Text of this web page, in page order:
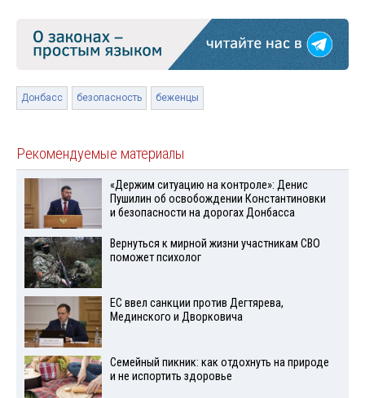
Донбасс безопасность беженцы
Рекомендуемые материалы
«Держим ситуацию на контроле»: Денис
Пушилин об освобождении Константиновки
и безопасности на дорогах Донбасса
Вернуться к мирной жизни участникам СВО
поможет психолог
ЕС ввел санкции против Дегтярева,
Мединского и Дворковича
Семейный пикник: как отдохнуть на природе
и не испортить здоровье